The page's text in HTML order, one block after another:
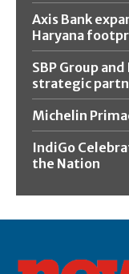
Axis Bank
Haryana
SBP Group
strategic
Michelin
IndiGo
the Nation